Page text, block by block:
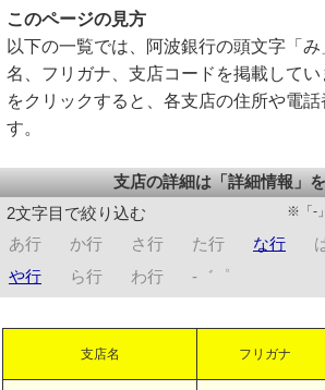
このページの見方
以下の一覧では、阿波銀行の頭文字「
名、フリガナ、支店コードを掲載してい
をクリックすると、各支店の住所や電話
す。
支店の詳細は「詳細情報」
2文字目で絞り込む
※「-
あ行 か行 さ行 た行 な行
や行
ら行 わ行 -゛゜
支店名 フリガナ